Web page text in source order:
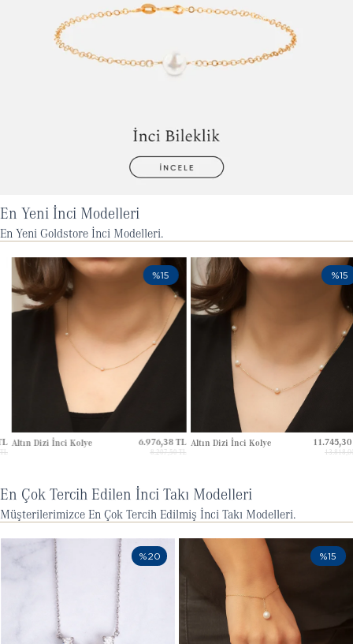
En Yeni İnci Modelleri
En Yeni Goldstore İnci Modelleri.
Altın Dizi İnci Kolye 6.976,38 TL
8.207,50 TL
%15
Altın Dizi İnci Kolye 11.745,30 TL
13.818,00 TL
%15
En Çok Tercih Edilen İnci Takı Modelleri
Müşterilerimizce En Çok Tercih Edilmiş İnci Takı Modelleri.
%20 %15